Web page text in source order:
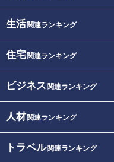
生活関連ランキング
住宅関連ランキング
ビジネス 関連ランキング
人材関連ランキング
トラベル関連ランキング